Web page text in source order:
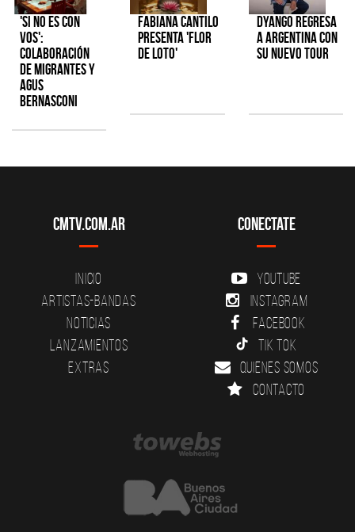
'Si No Es Con
Vos':
colaboración
de Migrantes y
Agus
Bernasconi
Fabiana Cantilo
presenta 'Flor
de Loto'
Dyango regresa
a Argentina con
su nuevo tour
CMTV.com.ar
Inicio
Artistas-Bandas
Noticias
Lanzamientos
Extras
Conectate
YouTube
Instagram
Facebook
Tik Tok
Quienes somos
Contacto